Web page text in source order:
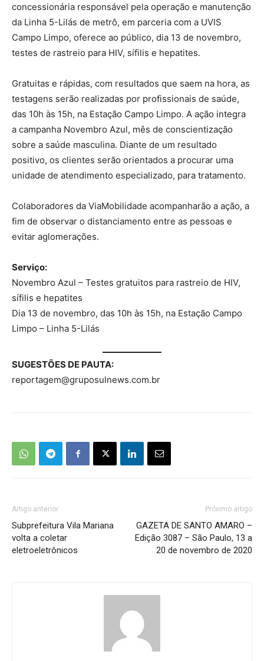
concessionária responsável pela operação e manutenção
da Linha 5-Lilás de metrô, em parceria com a UVIS
Campo Limpo, oferece ao público, dia 13 de novembro,
testes de rastreio para HIV, sífilis e hepatites.
Gratuitas e rápidas, com resultados que saem na hora, as
testagens serão realizadas por profissionais de saúde,
das 10h às 15h, na Estação Campo Limpo. A ação integra
a campanha Novembro Azul, mês de conscientização
sobre a saúde masculina. Diante de um resultado
positivo, os clientes serão orientados a procurar uma
unidade de atendimento especializado, para tratamento.
Colaboradores da ViaMobilidade acompanharão a ação, a
fim de observar o distanciamento entre as pessoas e
evitar aglomerações.
Serviço:
Novembro Azul – Testes gratuitos para rastreio de HIV,
sífilis e hepatites
Dia 13 de novembro, das 10h às 15h, na Estação Campo
Limpo – Linha 5-Lilás
SUGESTÕES DE PAUTA:
reportagem@gruposulnews.com.br
Artigo anterior
Subprefeitura Vila Mariana
volta a coletar
eletroeletrônicos
Próximo artigo
GAZETA DE SANTO AMARO –
Edição 3087 – São Paulo, 13 a
20 de novembro de 2020